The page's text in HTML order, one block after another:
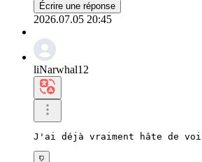
Écrire une réponse
2026.07.05 20:45
liNarwhal12
J'ai déjà vraiment hâte de